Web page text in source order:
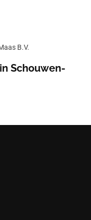
B.V.
Schouwen-